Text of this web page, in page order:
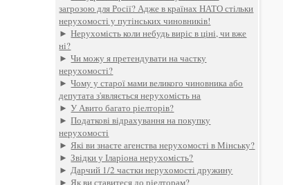
загрозою для Росії? Адже в країнах НАТО стільки
нерухомості у путінських чиновників!
►Нерухомість коли небудь виріс в ціні, чи вже
ні?
►Чи можу я претендувати на частку
нерухомості?
►Чому у старої мами великого чиновника або
депутата з'являється нерухомість на
►У Авито багато ріелторів?
►Податкові відрахування на покупку
нерухомості
►Які ви знаєте агенства нерухомості в Мінську?
►Звідки у Іларіона нерухомість?
►Дарчий 1/2 частки нерухомості дружину
►Як ви ставитеся до ріелторам?